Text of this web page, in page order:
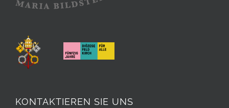
KONTAKTIEREN SIE UNS